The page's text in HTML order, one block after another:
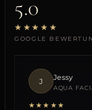
5.0
★★★★★
GOOGLE
J Jessy
AQUA
★★★★★